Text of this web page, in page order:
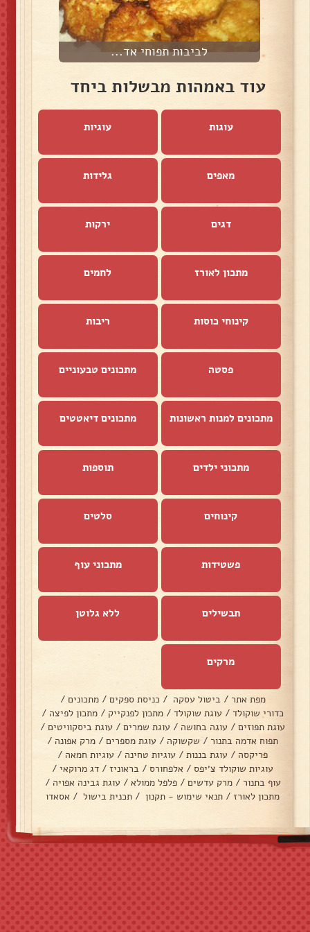
לביבות תפוחי אד...
עוד באמהות מבשלות ביחד
עוגות עוגיות
מאפים גלידות
דגים ירקות
מתכון לאורז לחמים
קינוחי כוסות ריבות
פסטה מתכונים טבעוניים
מתכונים למנות ראשונות מתכונים דיאטטים
מתכוני ילדים תוספות
קינוחים סלטים
פשטידות מתכוני עוף
תבשילים ללא גלוטן
מרקים
מפת אתר / ביטול עסקה / כניסת ספקים / מתכונים /
כדורי שוקולד / עוגת שוקולד / מתכון לפנקייק / מתכון לפיצה /
עוגת תפוזים / עוגה בחושה / עוגת שמרים / עוגת ביסקוויטים /
תפוח אדמה בתנור / שקשוקה / עוגת מספרים / מרק אפונה /
פריקסה / עוגת בננות / עוגיות טחינה / עוגיות חמאה /
עוגיות שוקולד צ׳יפס / אלפחורס / בראוניז / דג מרוקאי /
עוף בתנור / מרק עדשים / פלפל ממולא / עוגת גבינה אפויה /
מתכון לאורז / תנאי שימוש - תקנון / תכנית בישול / אסאדו